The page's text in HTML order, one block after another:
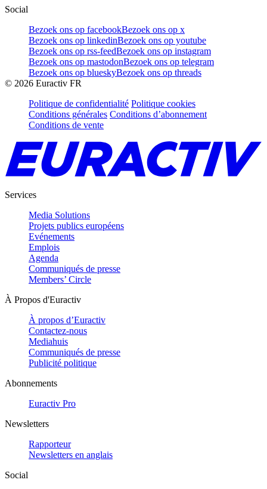
Social
Bezoek ons op facebookBezoek ons op x
Bezoek ons op linkedinBezoek ons op youtube
Bezoek ons op rss-feedBezoek ons op instagram
Bezoek ons op mastodonBezoek ons op telegram
Bezoek ons op blueskyBezoek ons op threads
© 2026 Euractiv FR
Politique de confidentialité Politique cookies
Conditions générales Conditions d’abonnement
Conditions de vente
Services
Media Solutions
Projets publics européens
Evénements
Emplois
Agenda
Communiqués de presse
Members’ Circle
À Propos d'Euractiv
À propos d’Euractiv
Contactez-nous
Mediahuis
Communiqués de presse
Publicité politique
Abonnements
Euractiv Pro
Newsletters
Rapporteur
Newsletters en anglais
Social